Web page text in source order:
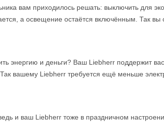
вам приходилось решать: выключить для
а освещение остаётся включённым. Так вы
энергию и деньги? Ваш Liebherr поддержит
вашему Liebherr требуется ещё меньше
и ваш Liebherr тоже в праздничном